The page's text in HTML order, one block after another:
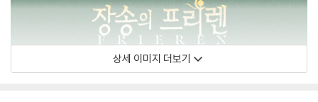
상세 이미지 더보기